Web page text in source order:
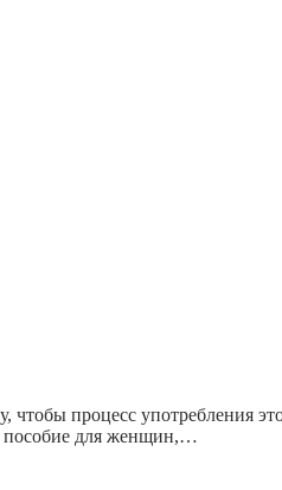
процесс употребления
пособие для женщин,…